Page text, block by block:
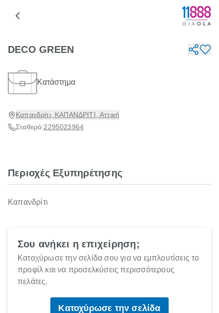
DECO GREEN
Κατάστημα
Καπανδρίτι, ΚΑΠΑΝΔΡΙΤΙ, Αττική
Σταθερό:2295023964
Περιοχές Εξυπηρέτησης
Καπανδρίτι
Σου ανήκει η επιχείρηση;
Κατοχύρωσε την σελίδα σου για να εμπλουτίσεις το
προφίλ και να προσελκύσεις περισσότερους
πελάτες.
Κατοχύρωσε την σελίδα